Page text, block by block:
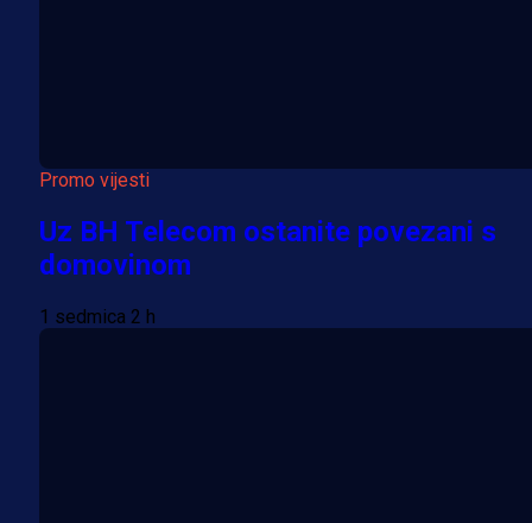
Promo vijesti
Uz BH Telecom ostanite povezani s
domovinom
1 sedmica 2 h